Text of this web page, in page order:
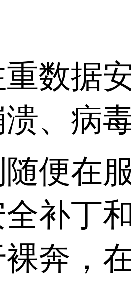
重数据
溃、病
随便在
补丁
奔，